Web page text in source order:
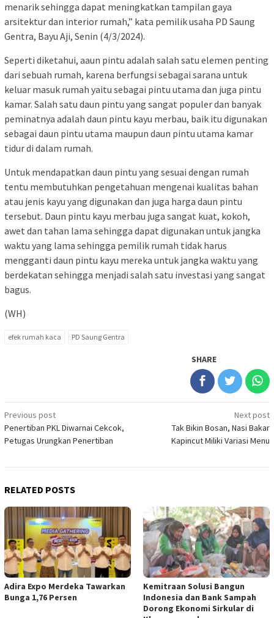
menarik sehingga dapat meningkatkan tampilan gaya
arsitektur dan interior rumah,” kata pemilik usaha PD Saung
Gentra, Bayu Aji, Senin (4/3/2024).
Seperti diketahui, aaun pintu adalah salah satu elemen penting
dari sebuah rumah, karena berfungsi sebagai sarana untuk
keluar masuk rumah yaitu sebagai pintu utama dan juga pintu
kamar. Salah satu daun pintu yang sangat populer dan banyak
peminatnya adalah daun pintu kayu merbau, baik itu digunakan
sebagai daun pintu utama maupun daun pintu utama kamar
tidur di dalam rumah.
Untuk mendapatkan daun pintu yang sesuai dengan rumah
tentu membutuhkan pengetahuan mengenai kualitas bahan
atau jenis kayu yang digunakan dan juga harga daun pintu
tersebut. Daun pintu kayu merbau juga sangat kuat, kokoh,
awet dan tahan lama sehingga dapat digunakan untuk jangka
waktu yang lama sehingga pemilik rumah tidak harus
mengganti daun pintu kayu mereka untuk jangka waktu yang
berdekatan sehingga menjadi salah satu investasi yang sangat
bagus.
(WH)
efek rumah kaca PD Saung Gentra
SHARE
Post
navigation
Previous post
Penertiban PKL Diwarnai Cekcok,
Petugas Urungkan Penertiban
Next post
Tak Bikin Bosan, Nasi Bakar
Kapincut Miliki Variasi Menu
RELATED POSTS
Adira Expo Merdeka Tawarkan
Bunga 1,76 Persen
Kemitraan Solusi Bangun
Indonesia dan Bank Sampah
Dorong Ekonomi Sirkular di